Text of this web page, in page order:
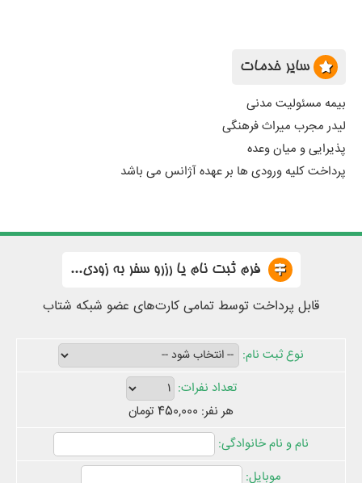
سایر خدمات
بیمه مسئولیت مدنی
لیدر مجرب میراث فرهنگی
پذیرایی و میان وعده
پرداخت کلیه ورودی ها بر عهده آژانس می باشد
فرم ثبت نام یا رزرو سفر به زودی...
قابل پرداخت توسط تمامی کارت‌های عضو شبکه شتاب
هر نفر: 450,000 تومان